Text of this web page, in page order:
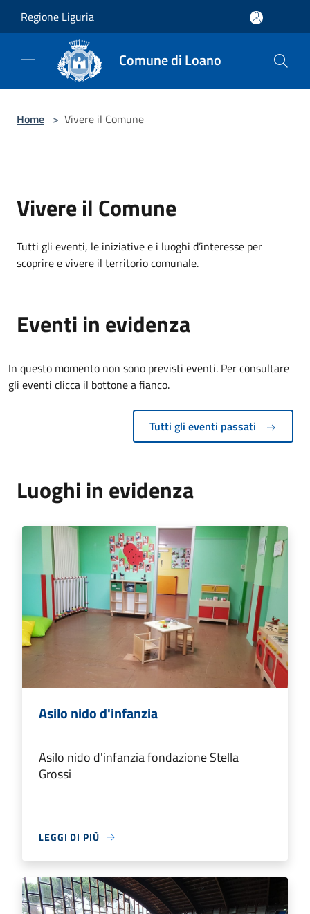
Regione Liguria
Comune di Loano
Home > Vivere il Comune
Vivere il Comune
Tutti gli eventi, le iniziative e i luoghi d’interesse per
scoprire e vivere il territorio comunale.
Eventi in evidenza
In questo momento non sono previsti eventi. Per consultare
gli eventi clicca il bottone a fianco.
Tutti gli eventi passati
Luoghi in evidenza
Asilo nido d'infanzia
Asilo nido d'infanzia fondazione Stella
Grossi
LEGGI DI PIÙ